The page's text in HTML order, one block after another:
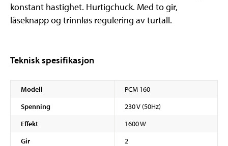
konstant hastighet. Hurtigchuck. Med to gir,
låseknapp og trinnløs regulering av turtall.
Teknisk spesifikasjon
Modell
PCM 160
Spenning
230 V (50Hz)
Effekt
1600 W
Gir
2